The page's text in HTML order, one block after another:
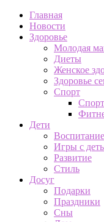
Главная
Новости
Здоровье
Молодая
Диеты
Женское
Здоровье
Спорт
Дети
Воспитание
Игры с
Развитие
Стиль
Досуг
Подарки
Праздники
Сны